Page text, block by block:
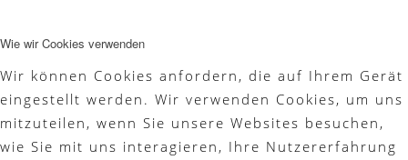
Golfregeln
Wie wir Cookies verwenden
Wir können Cookies anfordern, die auf Ihrem Gerät
eingestellt werden. Wir verwenden Cookies, um uns
mitzuteilen, wenn Sie unsere Websites besuchen,
wie Sie mit uns interagieren, Ihre Nutzererfahrung